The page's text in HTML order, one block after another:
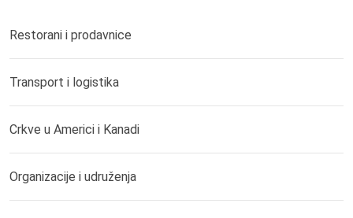
Restorani i prodavnice
Transport i logistika
Crkve u Americi i Kanadi
Organizacije i udruženja